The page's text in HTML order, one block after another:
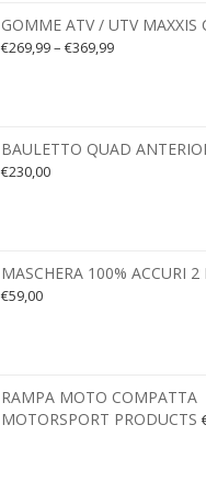
GOMME ATV / UTV MAXXIS
€269,99– €369,99
BAULETTO QUAD
€230,00
MASCHERA 100% ACCURI 2
€59,00
RAMPA MOTO COMPATTA
MOTORSPORT PRODUCTS